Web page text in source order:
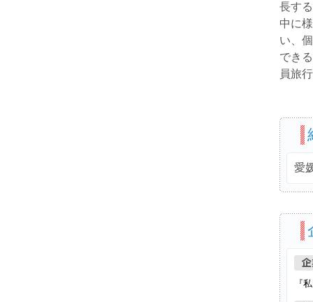
長す
中に
い、
でき
員旅
愛
『